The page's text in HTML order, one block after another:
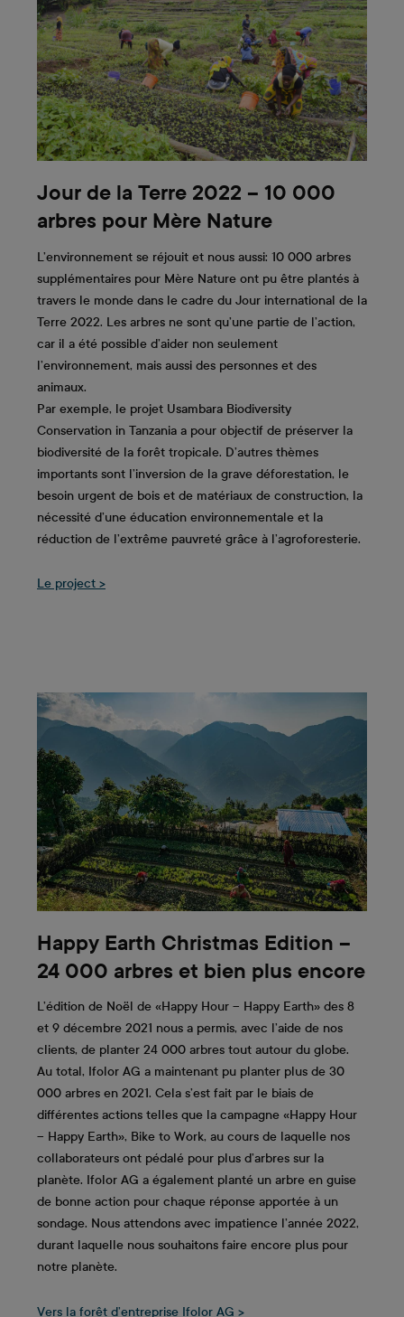
Jour de la Terre 2022 – 10 000
arbres pour Mère Nature
L’environnement se réjouit et nous aussi: 10 000 arbres
supplémentaires pour Mère Nature ont pu être plantés à
travers le monde dans le cadre du Jour international de la
Terre 2022. Les arbres ne sont qu’une partie de l’action,
car il a été possible d’aider non seulement
l’environnement, mais aussi des personnes et des
animaux.
Par exemple, le projet Usambara Biodiversity
Conservation in Tanzania a pour objectif de préserver la
biodiversité de la forêt tropicale. D’autres thèmes
importants sont l’inversion de la grave déforestation, le
besoin urgent de bois et de matériaux de construction, la
nécessité d’une éducation environnementale et la
réduction de l’extrême pauvreté grâce à l’agroforesterie.
Le project >
Happy Earth Christmas Edition –
24 000 arbres et bien plus encore
L’édition de Noël de «Happy Hour – Happy Earth» des 8
et 9 décembre 2021 nous a permis, avec l’aide de nos
clients, de planter 24 000 arbres tout autour du globe.
Au total, Ifolor AG a maintenant pu planter plus de 30
000 arbres en 2021. Cela s’est fait par le biais de
différentes actions telles que la campagne «Happy Hour
– Happy Earth», Bike to Work, au cours de laquelle nos
collaborateurs ont pédalé pour plus d’arbres sur la
planète. Ifolor AG a également planté un arbre en guise
de bonne action pour chaque réponse apportée à un
sondage. Nous attendons avec impatience l’année 2022,
durant laquelle nous souhaitons faire encore plus pour
notre planète.
Vers la forêt d’entreprise Ifolor AG >